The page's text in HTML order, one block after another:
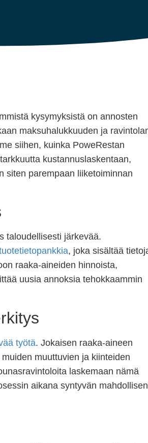
kysymyksistä on annosten
maksuhalukkuuden ja
siihen, kuinka PoweRestan
kustannuslaskentaan,
siten parempaan liiketoiminnan
taloudellisesti järkevää.
, joka sisältää
raaka-aineiden hinnoista,
uusia annoksia tehokkaammin
työtä. Jokaisen raaka-aineen
muuttuvien ja kiinteiden
laskemaan nämä
aikana syntyvän mahdollisen